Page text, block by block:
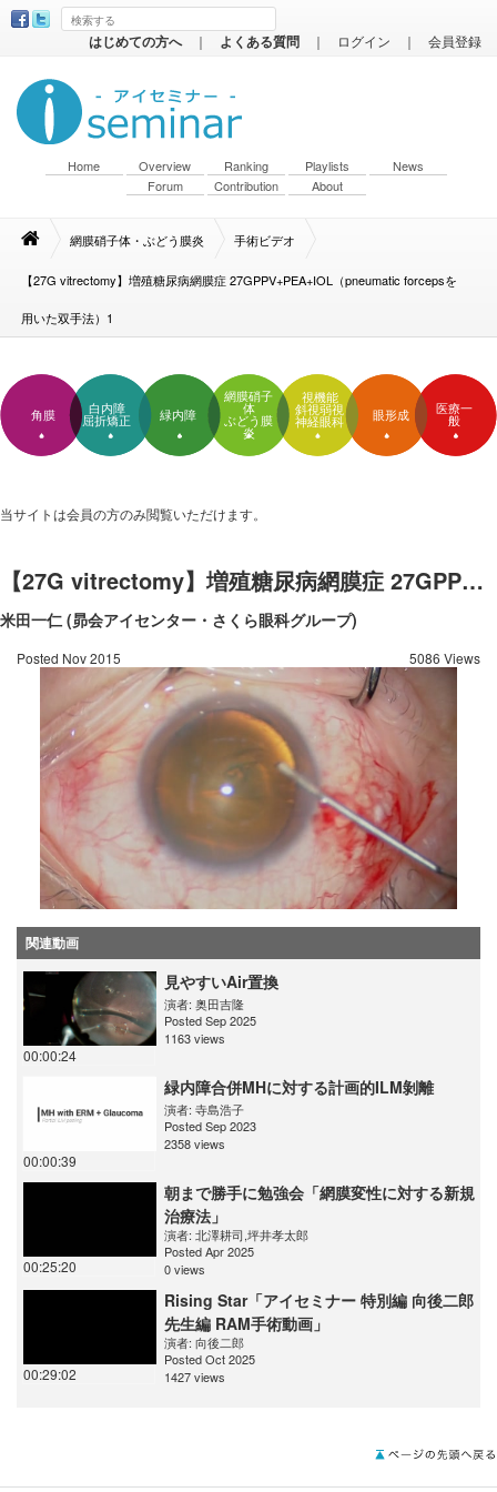
はじめての方へ ｜ よくある質問 ｜ ログイン ｜ 会員登録
Home Overview Ranking Playlists
News
Forum
Contribution About
網膜硝子体・ぶどう膜炎 手術ビデオ
【27G vitrectomy】増殖糖尿病網膜症 27GPPV+PEA+IOL（pneumatic forcepsを
用いた双手法）1
角膜
白内障
屈折矯正
緑内障
網膜硝子
体
ぶどう膜
炎
視機能
斜視弱視
神経眼科
眼形成
医療一
般
当サイトは会員の方のみ閲覧いただけます。
【27G vitrectomy】増殖糖尿病網膜症 27GPPV+PEA+IOL（pneumatic forcepsを用いた双手法）1
米田一仁 (昴会アイセンター・さくら眼科グループ)
Posted Nov 2015 5086 Views
関連動画
00:00:24
見やすいAir置換
演者: 奥田吉隆
Posted Sep 2025
1163 views
00:00:39
緑内障合併MHに対する計画的ILM剝離
演者: 寺島浩子
Posted Sep 2023
2358 views
00:25:20
朝まで勝手に勉強会「網膜変性に対する新規
治療法」
演者: 北澤耕司,坪井孝太郎
Posted Apr 2025
0 views
00:29:02
Rising Star「アイセミナー 特別編 向後二郎
先生編 RAM手術動画」
演者: 向後二郎
Posted Oct 2025
1427 views